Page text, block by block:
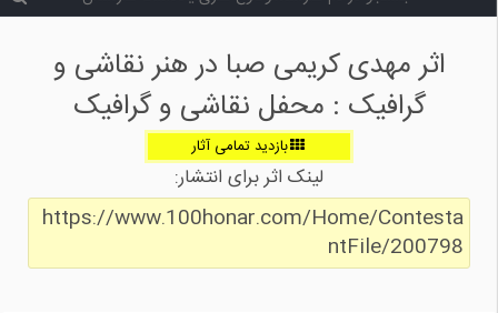
اثر مهدی کریمی صبا در هنر نقاشی و
گرافیک : محفل نقاشی و گرافیک
بازدید تمامی آثار
لینک اثر برای انتشار:
https://www.100honar.com/Home/Contesta
ntFile/200798